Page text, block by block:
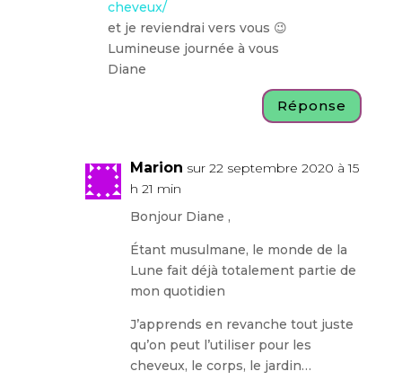
cheveux/
et je reviendrai vers vous 😉
Lumineuse journée à vous
Diane
Réponse
Marion sur 22 septembre 2020 à 15
h 21 min
Bonjour Diane ,
Étant musulmane, le monde de la
Lune fait déjà totalement partie de
mon quotidien
J’apprends en revanche tout juste
qu’on peut l’utiliser pour les
cheveux, le corps, le jardin…